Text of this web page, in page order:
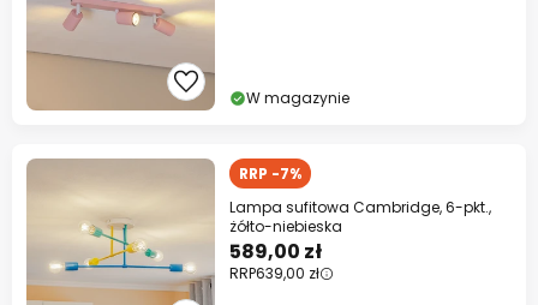
W magazynie
RRP -7%
Lampa sufitowa Cambridge, 6-pkt.,
żółto-niebieska
589,00 zł
RRP639,00 zł